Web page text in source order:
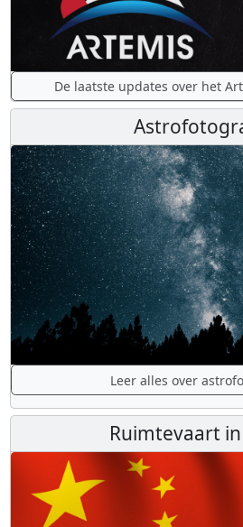
De laatste updates over het
Leer alles over
Ruimtevaart